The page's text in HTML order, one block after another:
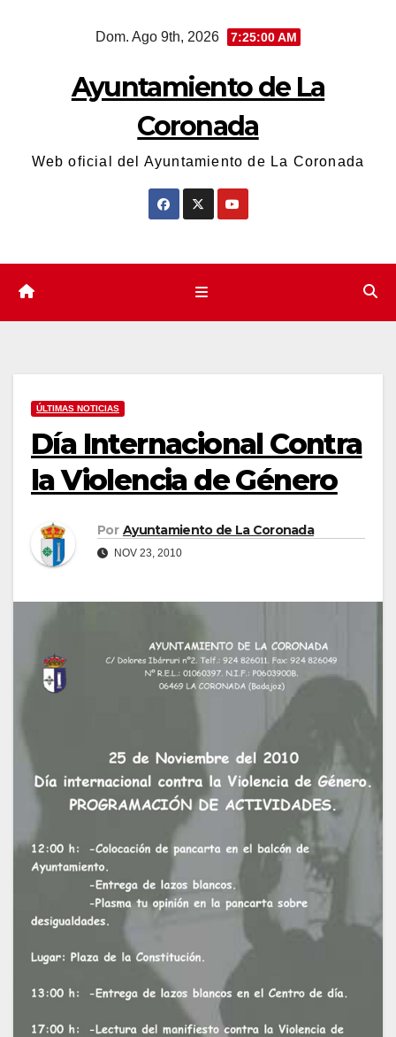
Dom. Ago 9th, 2026 7:25:00 AM
Ayuntamiento de La
Coronada
Web oficial del Ayuntamiento de La Coronada
ÚLTIMAS NOTICIAS
Día Internacional Contra
la Violencia de Género
Por Ayuntamiento de La Coronada
NOV 23, 2010